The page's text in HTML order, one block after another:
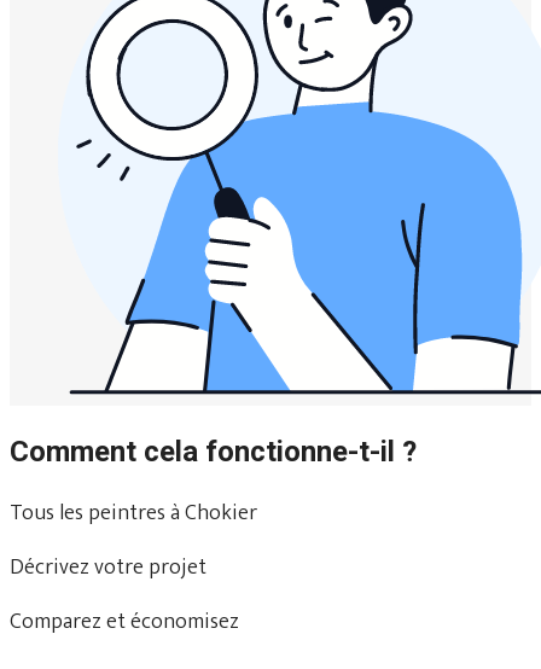
Comment cela fonctionne-t-il ?
Tous les peintres à Chokier
Décrivez votre projet
Comparez et économisez